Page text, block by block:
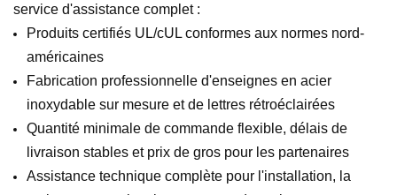
service d'assistance complet :
Produits certifiés UL/cUL conformes aux normes nord-
américaines
Fabrication professionnelle d'enseignes en acier
inoxydable sur mesure et de lettres rétroéclairées
Quantité minimale de commande flexible, délais de
livraison stables et prix de gros pour les partenaires
Assistance technique complète pour l'installation, la